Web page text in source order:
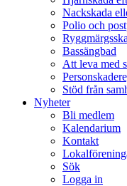
Nackskada
Polio och
Bassängbad
Att leva med
Stöd från
Nyheter
Bli medlem
Kalendarium
Kontakt
Sök
Logga in